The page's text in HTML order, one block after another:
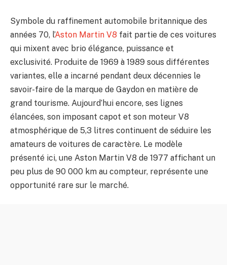
Symbole du raffinement automobile britannique des
années 70, l’Aston Martin V8 fait partie de ces voitures
qui mixent avec brio élégance, puissance et
exclusivité. Produite de 1969 à 1989 sous différentes
variantes, elle a incarné pendant deux décennies le
savoir-faire de la marque de Gaydon en matière de
grand tourisme. Aujourd’hui encore, ses lignes
élancées, son imposant capot et son moteur V8
atmosphérique de 5,3 litres continuent de séduire les
amateurs de voitures de caractère. Le modèle
présenté ici, une Aston Martin V8 de 1977 affichant un
peu plus de 90 000 km au compteur, représente une
opportunité rare sur le marché.